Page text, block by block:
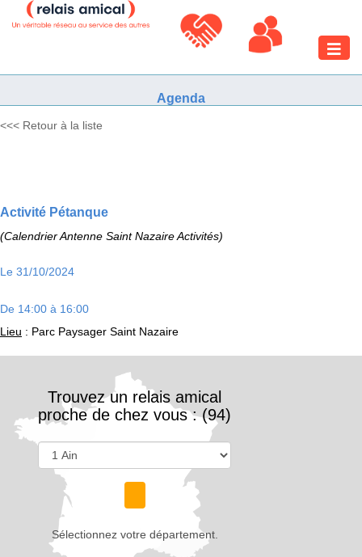
Toggle
Agenda
<<< Retour à la liste
Activité Pétanque
(Calendrier Antenne Saint Nazaire Activités)
Le 31/10/2024
De 14:00 à 16:00
Lieu : Parc Paysager Saint Nazaire
Trouvez un relais amical
proche de chez vous : (94)
Sélectionnez votre département.